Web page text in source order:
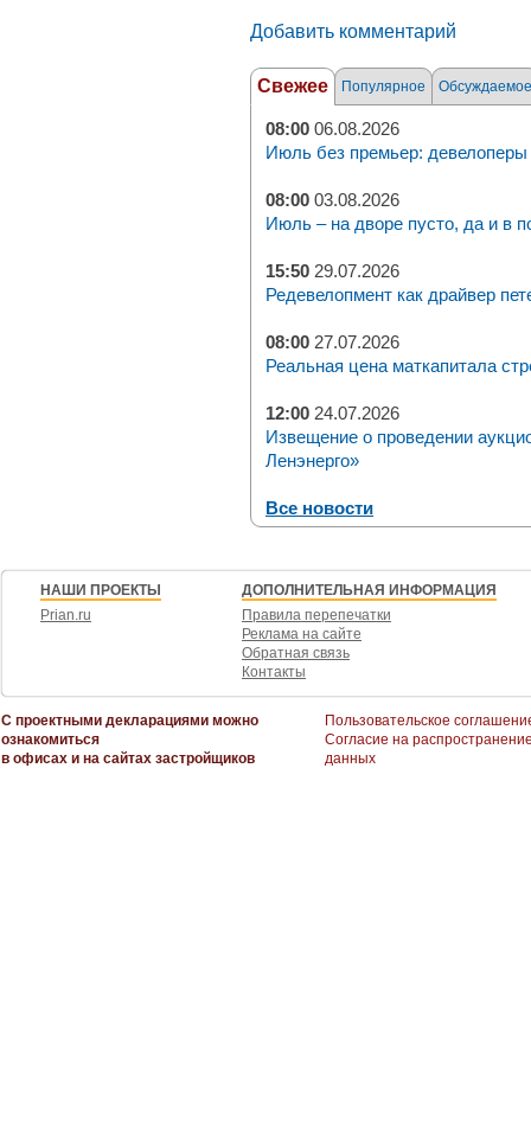
Добавить комментарий
Свежее Популярное Обсуждаемое
08:00 06.08.2026
Июль без премьер: девелоперы
08:00 03.08.2026
Июль – на дворе пусто, да и в
15:50 29.07.2026
Редевелопмент как драйвер
08:00 27.07.2026
Реальная цена маткапитала
12:00 24.07.2026
Извещение о проведении
Ленэнерго»
Все новости
НАШИ ПРОЕКТЫ
Prian.ru
ДОПОЛНИТЕЛЬНАЯ ИНФОРМАЦИЯ
Правила перепечатки
Реклама на сайте
Обратная связь
Контакты
С проектными декларациями можно
ознакомиться
в офисах и на сайтах застройщиков
Пользовательское
Согласие на
данных